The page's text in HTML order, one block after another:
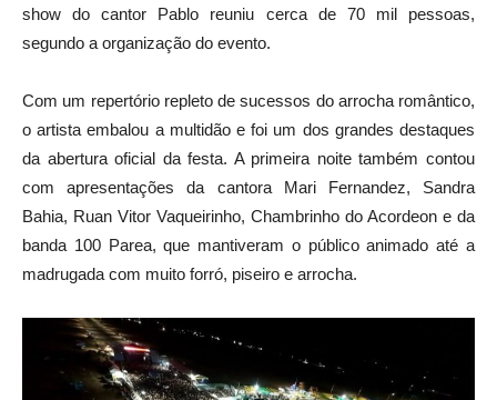
show do cantor Pablo reuniu cerca de 70 mil pessoas,
segundo a organização do evento.
Com um repertório repleto de sucessos do arrocha romântico,
o artista embalou a multidão e foi um dos grandes destaques
da abertura oficial da festa. A primeira noite também contou
com apresentações da cantora Mari Fernandez, Sandra
Bahia, Ruan Vitor Vaqueirinho, Chambrinho do Acordeon e da
banda 100 Parea, que mantiveram o público animado até a
madrugada com muito forró, piseiro e arrocha.